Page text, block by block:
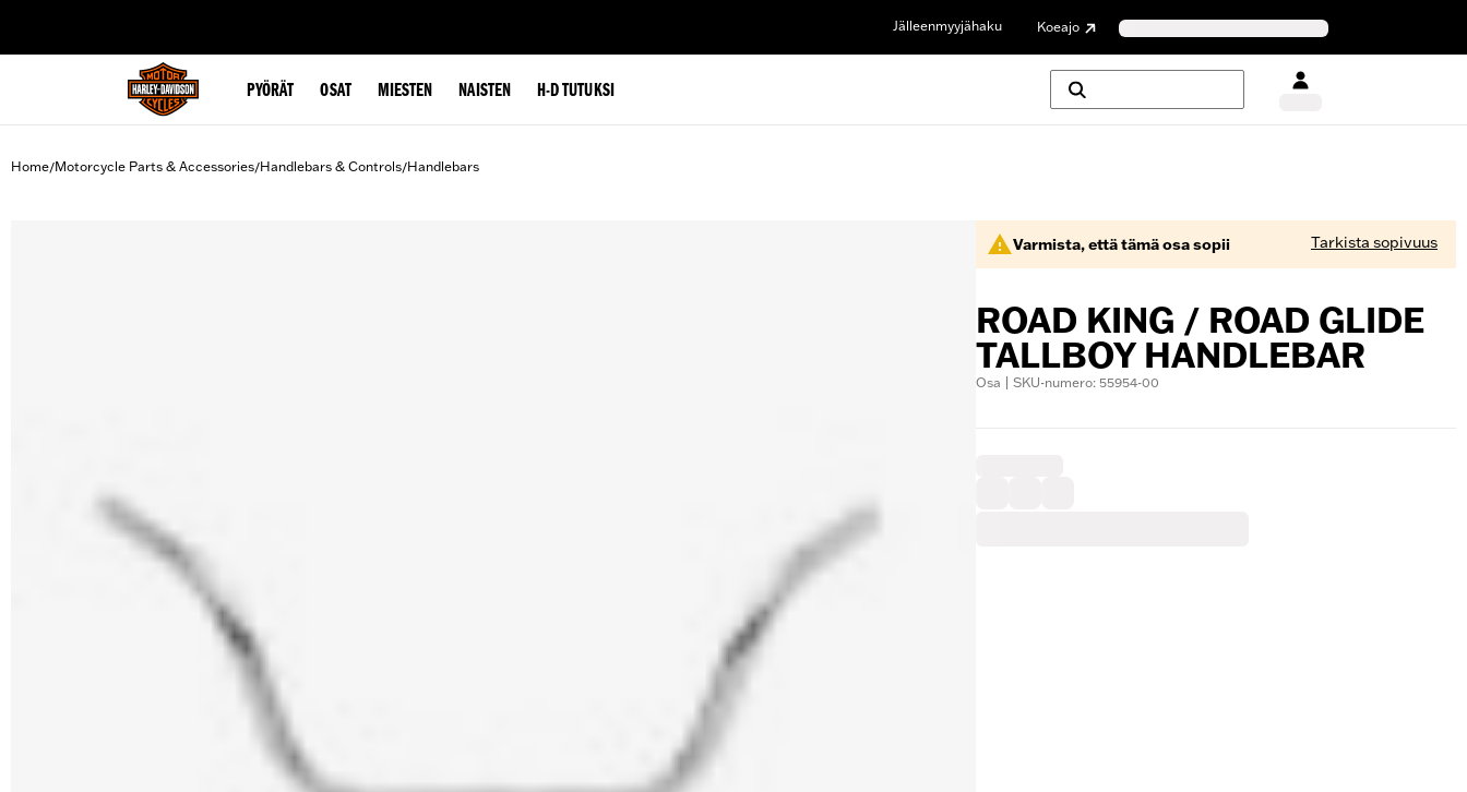
Jälleenmyyjähaku Koeajo
PYÖRÄT OSAT MIESTEN NAISTEN H-D TUTUKSI
Home/Motorcycle Parts & Accessories/Handlebars & Controls/Handlebars
Varmista, että tämä osa sopii Tarkista sopivuus
ROAD KING / ROAD GLIDE
TALLBOY HANDLEBAR
Osa | SKU-numero: 55954-00